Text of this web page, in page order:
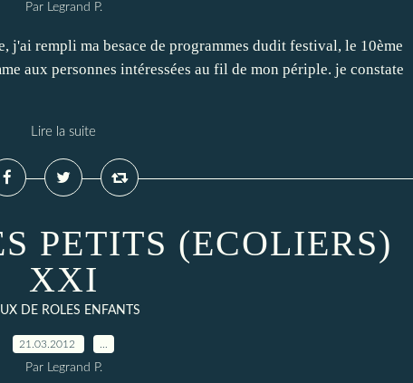
Par Legrand P.
rempli ma besace de programmes dudit festival, le 10ème
aux personnes intéressées au fil de mon périple. je constate
Lire la suite
PETITS (ECOLIERS)
XXI
DE ROLES ENFANTS
21.03.2012
Par Legrand P.